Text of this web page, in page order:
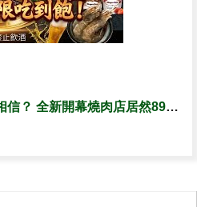
【台南-中西區】你敢相信？ 全新開幕燒肉店居然899+10%就可以“無限A5和牛”吃到爽！？ 3種吃到飽價位任你選🔥『就說我們是餐廳禮儀師你還不信?』